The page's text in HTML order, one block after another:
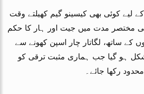
لیے کوئی بھی کیسینو گیم کھیلتے وقت
مختصر مدت میں جیت اور ہار کا حکم
کے ساتھ، لگاتار چار اسپن کھونے سے
ہو گیا جب ہماری مثبت ترقی کو
رکھا جائے۔